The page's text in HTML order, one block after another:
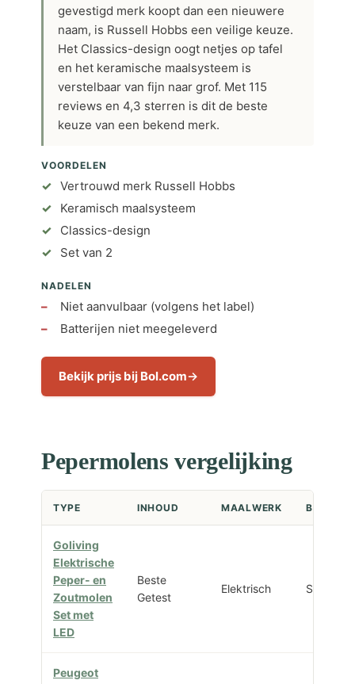
gevestigd merk koopt dan een nieuwere
naam, is Russell Hobbs een veilige keuze.
Het Classics-design oogt netjes op tafel
en het keramische maalsysteem is
verstelbaar van fijn naar grof. Met 115
reviews en 4,3 sterren is dit de beste
keuze van een bekend merk.
VOORDELEN
Vertrouwd merk Russell Hobbs
Keramisch maalsysteem
Classics-design
Set van 2
NADELEN
Niet aanvulbaar (volgens het label)
Batterijen niet meegeleverd
Bekijk prijs bij Bol.com
Pepermolens vergelijking
TYPE INHOUD MAALWERK
Goliving
Elektrische
Peper- en
Zoutmolen
Set met
LED
Beste
Getest
Elektrisch Set 2
Peugeot